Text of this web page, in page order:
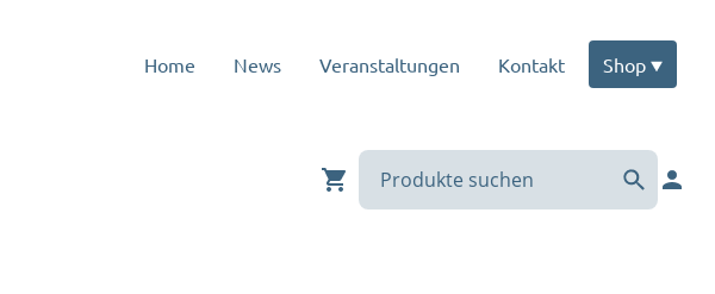
Home News Veranstaltungen Kontakt Shop